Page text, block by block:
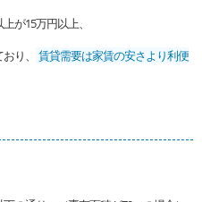
が15万円以上、
り、
賃貸需要は家賃の安さより利便